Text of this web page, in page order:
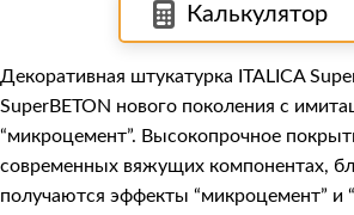
Калькулятор
Декоративная штукатурка ITALICA
SuperBETON нового поколения с
“микроцемент”. Высокопрочное
современных вяжущих компонентах,
получаются эффекты “микроцемент” и